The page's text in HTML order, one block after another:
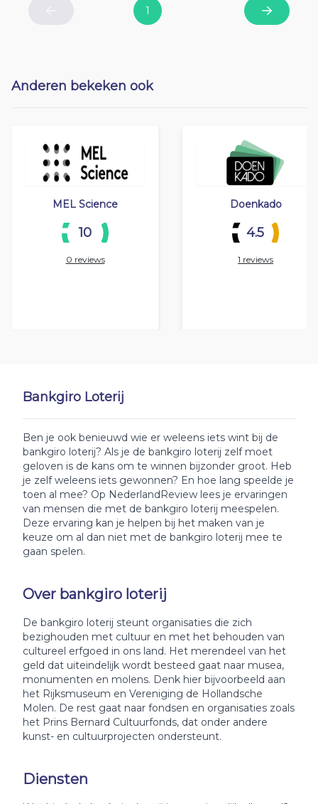
Bankgiro Loterij
Ben je ook benieuwd wie er weleens iets wint bij de
bankgiro loterij? Als je de bankgiro loterij zelf moet
geloven is de kans om te winnen bijzonder groot. Heb
je zelf weleens iets gewonnen? En hoe lang speelde je
toen al mee? Op NederlandReview lees je ervaringen
van mensen die met de bankgiro loterij meespelen.
Deze ervaring kan je helpen bij het maken van je
keuze om al dan niet met de bankgiro loterij mee te
gaan spelen.
Over bankgiro loterij
De bankgiro loterij steunt organisaties die zich
bezighouden met cultuur en met het behouden van
cultureel erfgoed in ons land. Het merendeel van het
geld dat uiteindelijk wordt besteed gaat naar musea,
monumenten en molens. Denk hier bijvoorbeeld aan
het Rijksmuseum en Vereniging de Hollandsche
Molen. De rest gaat naar fondsen en organisaties zoals
het Prins Bernard Cultuurfonds, dat onder andere
kunst- en cultuurprojecten ondersteunt.
Diensten
1 Next
Anderen bekeken ook
MEL Science
10
0 reviews
Doenkado
4.5
1 reviews